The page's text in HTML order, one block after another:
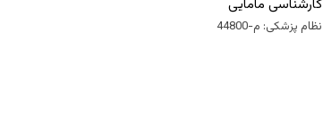
کارشناسی مامایی
نظام پزشکی: م-44800